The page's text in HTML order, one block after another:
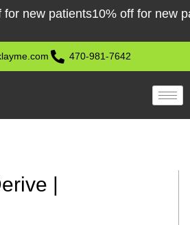
patients10% off for new
470-981-7642
|